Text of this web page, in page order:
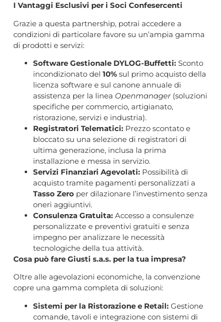
I Vantaggi Esclusivi per i Soci Confesercenti
Grazie a questa partnership, potrai accedere a
condizioni di particolare favore su un’ampia gamma
di prodotti e servizi:
Software Gestionale DYLOG-Buffetti:Sconto
incondizionato del 10%sul primo acquisto della
licenza software e sul canone annuale di
assistenza per la linea Openmanager(soluzioni
specifiche per commercio, artigianato,
ristorazione, servizi e industria).
Registratori Telematici:Prezzo scontato e
bloccato su una selezione di registratori di
ultima generazione, inclusa la prima
installazione e messa in servizio.
Servizi Finanziari Agevolati:Possibilità di
acquisto tramite pagamenti personalizzati a
Tasso Zeroper dilazionare l’investimento senza
oneri aggiuntivi.
Consulenza Gratuita:Accesso a consulenze
personalizzate e preventivi gratuiti e senza
impegno per analizzare le necessità
tecnologiche della tua attività.
Cosa può fare Giusti s.a.s. per la tua impresa?
Oltre alle agevolazioni economiche, la convenzione
copre una gamma completa di soluzioni:
Sistemi per la Ristorazione e Retail:Gestione
comande, tavoli e integrazione con sistemi di